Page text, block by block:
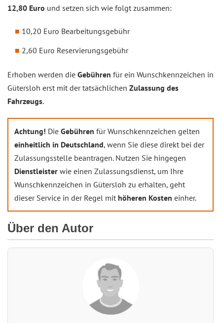
12,80 Euro und setzen sich wie folgt zusammen:
10,20 Euro Bearbeitungsgebühr
2,60 Euro Reservierungsgebühr
Erhoben werden die Gebühren für ein Wunschkennzeichen in
Gütersloh erst mit der tatsächlichen Zulassung des
Fahrzeugs.
Achtung! Die Gebühren für Wunschkennzeichen gelten
einheitlich in Deutschland, wenn Sie diese direkt bei der
Zulassungsstelle beantragen. Nutzen Sie hingegen
Dienstleister wie einen Zulassungsdienst, um Ihre
Wunschkennzeichen in Gütersloh zu erhalten, geht
dieser Service in der Regel mit höheren Kosten einher.
Über den Autor